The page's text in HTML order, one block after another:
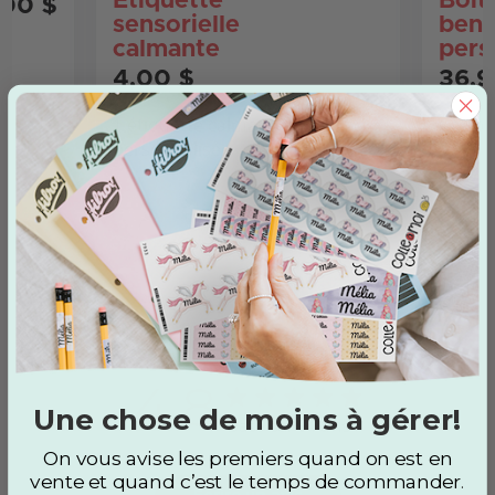
$
sensorielle
calmante
4,00 $
1 étiquette calmante
personnalisée
Ce que nos clients en pensent?
4.8 4.8 out of 5 stars 64 total
reviews
Basé sur 64 avis
Une chose de moins à gérer!
On vous avise les premiers quand on est en
vente et quand c’est le temps de commander.